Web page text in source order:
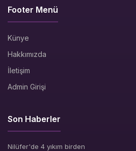
Footer Menü
Künye
Hakkımızda
İletişim
Admin Girişi
Son Haberler
Nilüfer'de 4 yıkım birden